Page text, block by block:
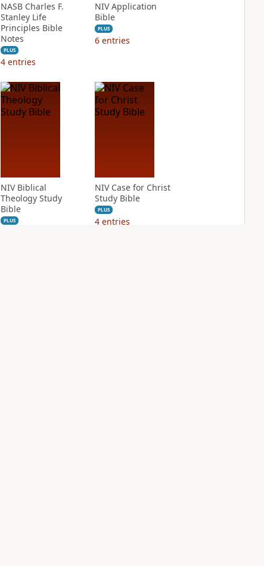
NASB Charles F.
Stanley Life
Principles Bible
Notes
PLUS
4 entries
NIV Application
Bible
PLUS
6 entries
NIV Biblical
Theology Study
Bible
PLUS
NIV Case for Christ
Study Bible
PLUS
4 entries